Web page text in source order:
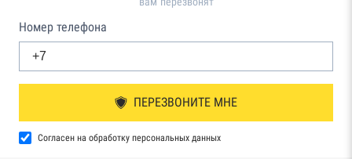
Номер телефона
ПЕРЕЗВОНИТЕ МНЕ
Согласен на обработку персональных данных